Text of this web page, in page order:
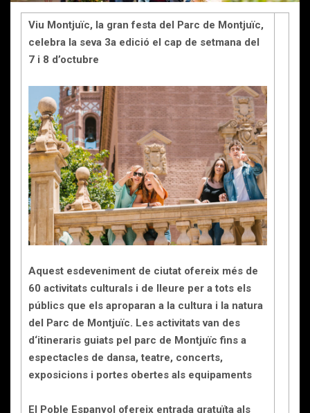
Viu Montjuïc, la gran festa del Parc de Montjuïc,
celebra la seva 3a edició el cap de setmana del
7 i 8 d’octubre
Aquest esdeveniment de ciutat ofereix més de
60 activitats culturals i de lleure per a tots els
públics que els aproparan a la cultura i la natura
del Parc de Montjuïc. Les activitats van des
d‘itineraris guiats pel parc de Montjuïc fins a
espectacles de dansa, teatre, concerts,
exposicions i portes obertes als equipaments
El Poble Espanyol ofereix entrada gratuïta als